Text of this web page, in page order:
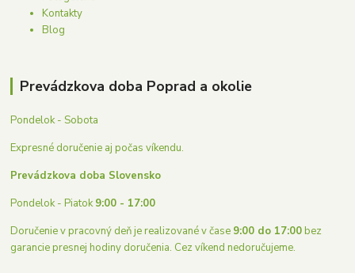
Kontakty
Blog
Prevádzkova doba Poprad a okolie
Pondelok - Sobota
Expresné doručenie aj počas víkendu.
Prevádzkova doba Slovensko
Pondelok - Piatok9:00 - 17:00
Doručenie v pracovný deň je realizované v čase 9:00 do 17:00bez
garancie presnej hodiny doručenia. Cez víkend nedoručujeme.